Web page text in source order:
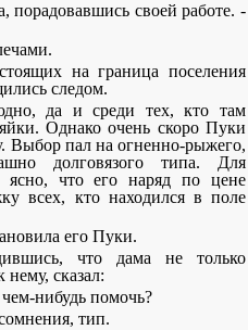
порадовавшись своей работе. -
на граница поселения
следом.
да и среди тех, кто там
Однако очень скоро Пуки
Выбор пал на огненно-рыжего,
долговязого типа. Для
ясно, что его наряд по цене
всех, кто находился в поле
его Пуки.
что дама не только
нему, сказал:
нибудь помочь?
тип.